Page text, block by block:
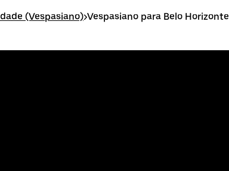
(Vespasiano)>Vespasiano para Belo Horizonte